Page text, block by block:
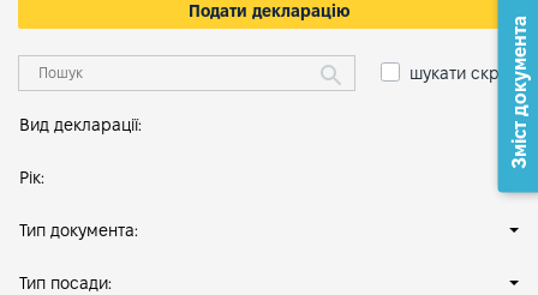
Подати декларацію
шукати скрізь
Вид декларації:
Рік:
Тип документа:
Тип посади:
Зміст документа